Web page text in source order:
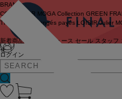
ログイン
BRAND
COUTURIER MOGA Collection GREEN
TRISTESSE
congés payés LOISIR Julier
新着商品 ニュース セール スタッフ
せ